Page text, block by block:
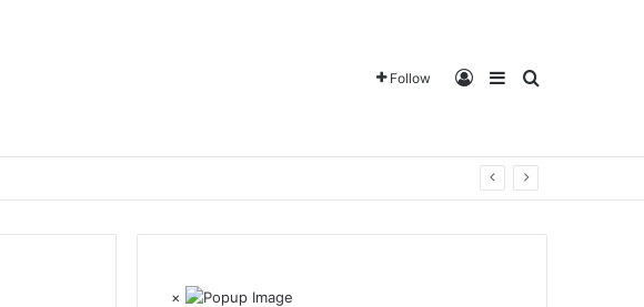
Follow Log InSidebarSearch for
×